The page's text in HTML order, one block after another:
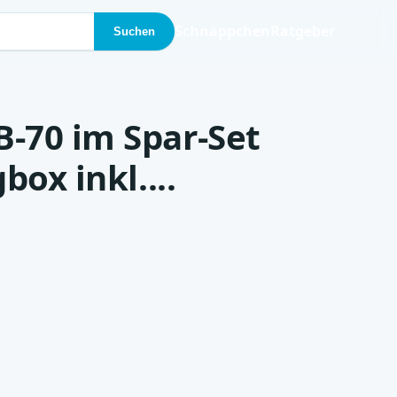
Suchen
70 im Spar-Set
inkl....